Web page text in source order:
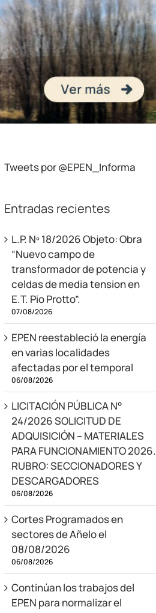
Tweets por @EPEN_Informa
Entradas recientes
L.P. Nº 18/2026 Objeto: Obra
“Nuevo campo de
transformador de potencia y
celdas de media tension en
E.T. Pio Protto”.
07/08/2026
EPEN reestableció la energía
en varias localidades
afectadas por el temporal
06/08/2026
LICITACIÓN PÚBLICA N°
24/2026 SOLICITUD DE
ADQUISICIÓN – MATERIALES
PARA FUNCIONAMIENTO 2026.
RUBRO: SECCIONADORES Y
DESCARGADORES
06/08/2026
Cortes Programados en
sectores de Añelo el
08/08/2026
06/08/2026
Continúan los trabajos del
EPEN para normalizar el